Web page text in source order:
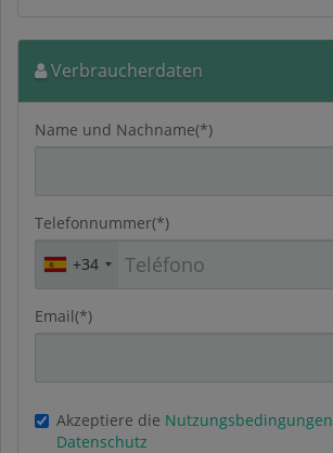
Verbraucherdaten
Name und Nachname(*)
Telefonnummer(*)
+34
Email(*)
Akzeptiere die Nutzungsbedingungen
Datenschutz